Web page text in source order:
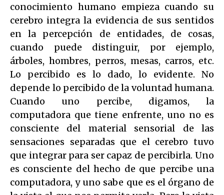
conocimiento humano empieza cuando su
cerebro integra la evidencia de sus sentidos
en la percepción de entidades, de cosas,
cuando puede distinguir, por ejemplo,
árboles, hombres, perros, mesas, carros, etc.
Lo percibido es lo dado, lo evidente. No
depende lo percibido de la voluntad humana.
Cuando uno percibe, digamos, la
computadora que tiene enfrente, uno no es
consciente del material sensorial de las
sensaciones separadas que el cerebro tuvo
que integrar para ser capaz de percibirla. Uno
es consciente del hecho de que percibe una
computadora, y uno sabe que es el órgano de